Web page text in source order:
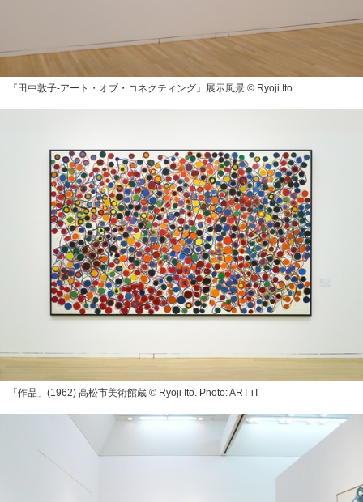
『田中敦子‐アート・オブ・コネクティング』展示風景 © Ryoji Ito
「作品」(1962) 高松市美術館蔵 © Ryoji Ito. Photo: ART iT